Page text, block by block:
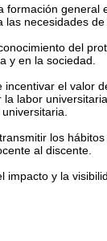
formación general
las necesidades
del
y en la sociedad.
incentivar el valor
la labor
los
al discente.
impacto y la